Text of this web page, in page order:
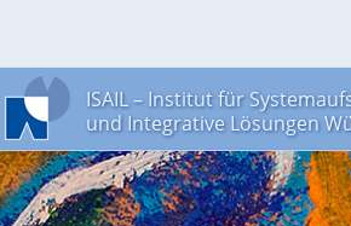
ISAIL – Institut für
und Integrative Lösungen